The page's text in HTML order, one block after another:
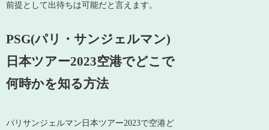
前提として出待ちは可能だと言えます。
PSG(パリ・サンジェルマン)
日本ツアー2023空港でどこで
何時かを知る方法
パリサンジェルマン日本ツアー2023で空港ど